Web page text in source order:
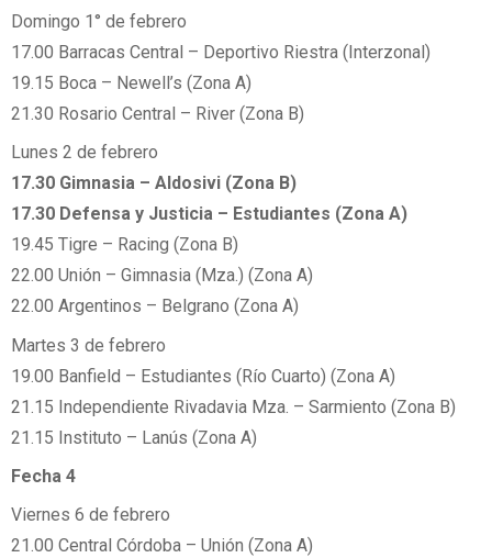
Domingo 1° de febrero
17.00 Barracas Central – Deportivo Riestra (Interzonal)
19.15 Boca – Newell’s (Zona A)
21.30 Rosario Central – River (Zona B)
Lunes 2 de febrero
17.30 Gimnasia – Aldosivi (Zona B)
17.30 Defensa y Justicia – Estudiantes (Zona A)
19.45 Tigre – Racing (Zona B)
22.00 Unión – Gimnasia (Mza.) (Zona A)
22.00 Argentinos – Belgrano (Zona A)
Martes 3 de febrero
19.00 Banfield – Estudiantes (Río Cuarto) (Zona A)
21.15 Independiente Rivadavia Mza. – Sarmiento (Zona B)
21.15 Instituto – Lanús (Zona A)
Fecha 4
Viernes 6 de febrero
21.00 Central Córdoba – Unión (Zona A)